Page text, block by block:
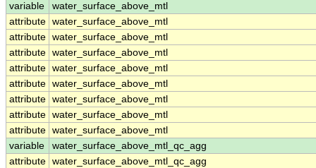
variable
water_surface_above_mtl
attribute water_surface_above_mtl
attribute water_surface_above_mtl
attribute water_surface_above_mtl
attribute water_surface_above_mtl
attribute water_surface_above_mtl
attribute water_surface_above_mtl
attribute water_surface_above_mtl
attribute water_surface_above_mtl
variable
water_surface_above_mtl_qc_agg
attribute water_surface_above_mtl_qc_agg